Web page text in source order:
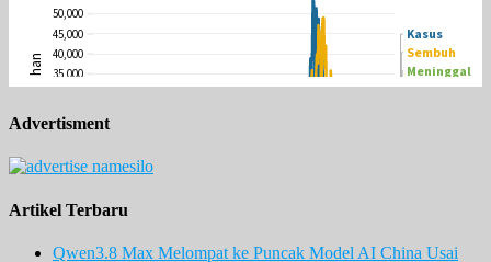
Advertisment
Artikel Terbaru
Qwen3.8 Max Melompat ke Puncak Model AI China Usai